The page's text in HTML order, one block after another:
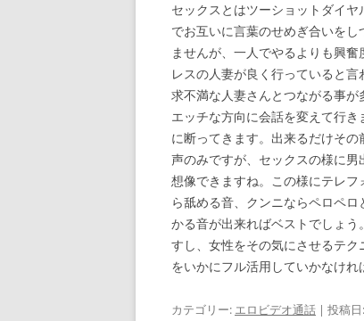
セックスとはツーショットダイ
でお互いに言葉のせめぎ合いを
ませんが、一人でやるよりも興
レスの人妻が良く行っていると
求不満な人妻さんとつながる事
エッチな方向に会話を変えて行
に断ってきます。出来るだけそ
声のみですが、セックスの様に
想像できますね。この様にテレ
ら舐める音、クンニならペロペ
かる音が出来ればベストでしょ
すし、女性をその気にさせるテ
をいかにフル活用していかなけれ
カテゴリー: エロビデオ通話 | 投稿日: